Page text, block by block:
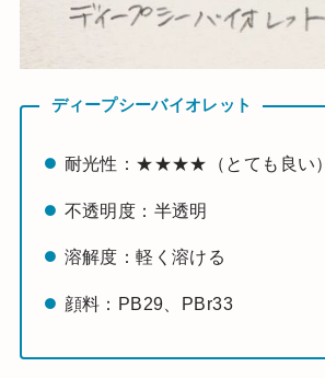
ディープシーバイオレット
耐光性：★★★★（とても良い）
不透明度：半透明
溶解度：軽く溶ける
顔料：PB29、PBr33